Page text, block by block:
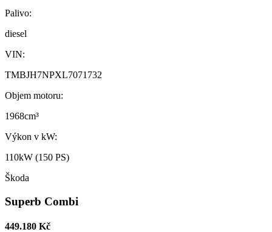
Palivo:
diesel
VIN:
TMBJH7NPXL7071732
Objem motoru:
1968cm³
Výkon v kW:
110kW (150 PS)
Škoda
Superb Combi
449.180 Kč